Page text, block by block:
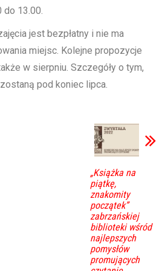
do 13.00.
jest bezpłatny i nie ma
miejsc. Kolejne propozycje
w sierpniu. Szczegóły o tym,
pod koniec lipca.
„Książka na
piątkę,
znakomity
początek”
zabrzańskiej
biblioteki wśród
najlepszych
pomysłów
promujących